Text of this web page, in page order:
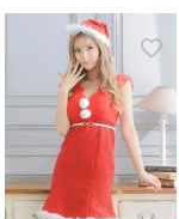
トラップ＋ベルト]